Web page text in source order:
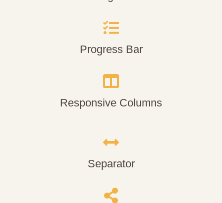
Progress Bar
Responsive Columns
Separator